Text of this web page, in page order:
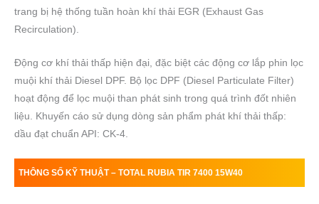
trang bị hệ thống tuần hoàn khí thải EGR (Exhaust Gas
Recirculation).
Động cơ khí thải thấp hiện đại, đặc biệt các động cơ lắp phin lọc
muội khí thải Diesel DPF. Bộ lọc DPF (Diesel Particulate Filter)
hoạt động để lọc muội than phát sinh trong quá trình đốt nhiên
liệu. Khuyến cáo sử dụng dòng sản phẩm phát khí thải thấp:
dầu đạt chuẩn API: CK-4.
THÔNG SỐ KỸ THUẬT –TOTAL RUBIA TIR 7400 15W40